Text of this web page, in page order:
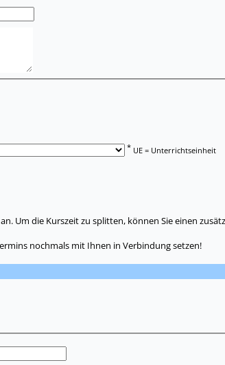
* UE = Unterrichtseinheit
Um die Kurszeit zu splitten, können Sie einen
nochmals mit Ihnen in Verbindung setzen!